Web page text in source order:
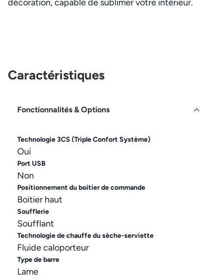
décoration, capable de sublimer votre intérieur.
Caractéristiques
Fonctionnalités & Options
Technologie 3CS (Triple Confort Système)
Oui
Port USB
Non
Positionnement du boitier de commande
Boitier haut
Soufflerie
Soufflant
Technologie de chauffe du sèche-serviette
Fluide caloporteur
Type de barre
Lame